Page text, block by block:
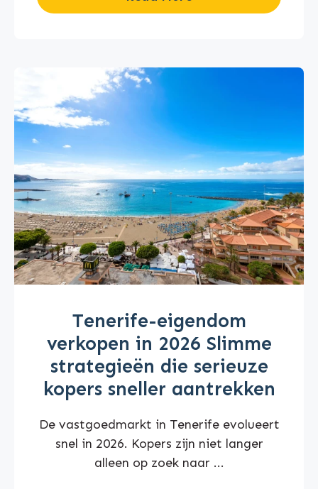
Tenerife-eigendom
verkopen in 2026 Slimme
strategieën die serieuze
kopers sneller aantrekken
De vastgoedmarkt in Tenerife evolueert
snel in 2026. Kopers zijn niet langer
alleen op zoek naar ...